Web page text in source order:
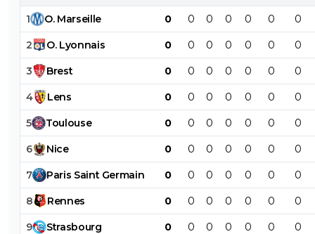
1 O. Marseille 0 0 0 0 0 0 0
2 O. Lyonnais 0 0 0 0 0 0 0
3 Brest 0 0 0 0 0 0 0
4 Lens 0 0 0 0 0 0 0
5 Toulouse 0 0 0 0 0 0 0
6 Nice 0 0 0 0 0 0 0
7 Paris Saint Germain 0 0 0 0 0 0 0
8 Rennes 0 0 0 0 0 0 0
9 Strasbourg 0 0 0 0 0 0 0